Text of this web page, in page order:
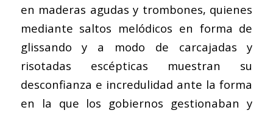
en maderas agudas y trombones, quienes
mediante saltos melódicos en forma de
glissando y a modo de carcajadas y
risotadas escépticas muestran su
desconfianza e incredulidad ante la forma
en la que los gobiernos gestionaban y